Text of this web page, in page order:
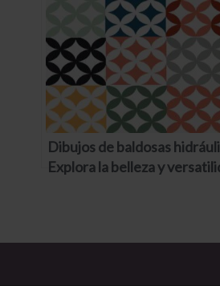
Dibujos de baldosas
Explora la belleza y